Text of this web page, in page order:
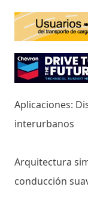
Aplicaciones:
interurbanos
Arquitectura
conducción